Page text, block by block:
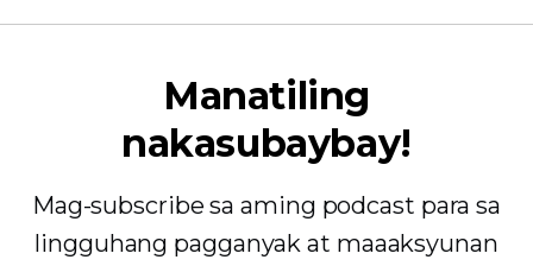
Manatiling
nakasubaybay!
Mag-subscribe sa aming podcast para sa
lingguhang pagganyak at maaaksyunan